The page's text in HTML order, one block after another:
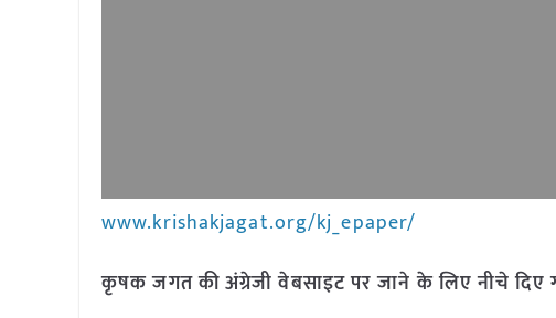
www.krishakjagat.org/kj_epaper/
कृषक जगत की अंग्रेजी वेबसाइट पर जाने के लिए नीचे